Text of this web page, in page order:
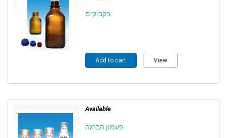
בקבוקים
Add to cart View
Available
פעמון הברגה